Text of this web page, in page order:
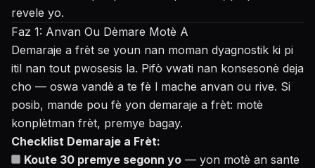
revele yo.
Faz 1: Anvan Ou Dèmare Motè A
Demaraje a frèt se youn nan moman dyagnostik ki pi
itil nan tout pwosesis la. Pifò vwati nan konsesonè deja
cho — oswa vandè a te fè l mache anvan ou rive. Si
posib, mande pou fè yon demaraje a frèt: motè
konplètman frèt, premye bagay.
Checklist Demaraje a Frèt:
Koute 30 premye segonn yo — yon motè an sante